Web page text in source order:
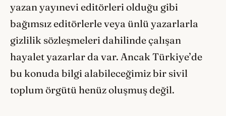
yazan yayınevi editörleri olduğu gibi
bağımsız editörlerle veya ünlü yazarlarla
gizlilik sözleşmeleri dahilinde çalışan
hayalet yazarlar da var. Ancak Türkiye’de
bu konuda bilgi alabileceğimiz bir sivil
toplum örgütü henüz oluşmuş değil.